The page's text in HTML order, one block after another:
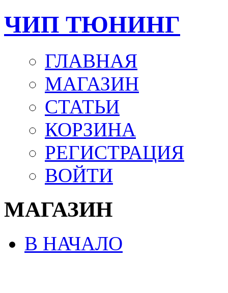
ЧИП ТЮНИНГ
ГЛАВНАЯ
МАГАЗИН
СТАТЬИ
КОРЗИНА
РЕГИСТРАЦИЯ
ВОЙТИ
МАГАЗИН
В НАЧАЛО